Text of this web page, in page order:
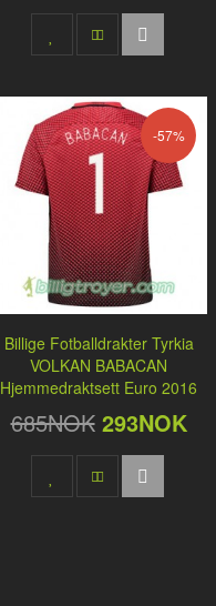
-57%
Billige Fotballdrakter Tyrkia
VOLKAN BABACAN
Hjemmedraktsett Euro 2016
685NOK 293NOK